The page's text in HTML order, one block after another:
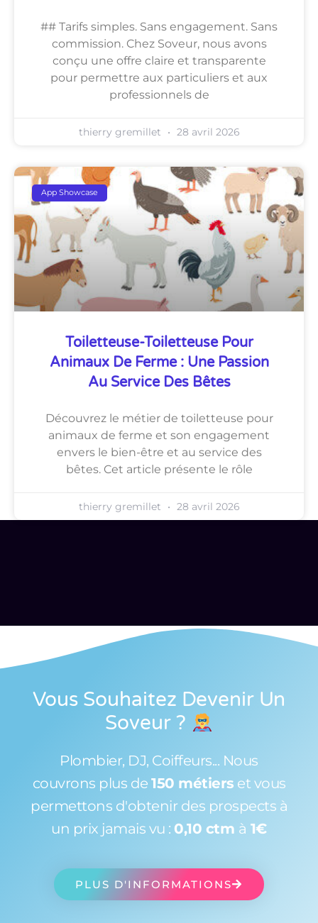
## Tarifs simples. Sans engagement. Sans
commission. Chez Soveur, nous avons
conçu une offre claire et transparente
pour permettre aux particuliers et aux
professionnels de
thierry gremillet 28 avril 2026
App Showcase
Toiletteuse-Toiletteuse Pour
Animaux De Ferme : Une Passion
Au Service Des Bêtes
Découvrez le métier de toiletteuse pour
animaux de ferme et son engagement
envers le bien-être et au service des
bêtes. Cet article présente le rôle
thierry gremillet 28 avril 2026
Vous Souhaitez Devenir Un
Soveur ?
Plombier, DJ, Coiffeurs... Nous
couvrons plus de 150 métiers et vous
permettons d'obtenir des prospects à
un prix jamais vu : 0,10 ctm à 1€
PLUS D'INFORMATIONS